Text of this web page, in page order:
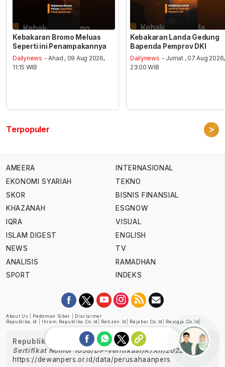
Kebakaran Bromo Meluas
Seperti ini Penampakannya
Dailynews - Ahad , 09 Aug 2026,
11:15 WIB
Kebakaran Landa Gedung
Bapenda Pemprov DKI
Dailynews - Jumat , 07 Aug 2026,
23:00 WIB
Terpopuler >
AMEERA
EKONOMI SYARIAH
SKOR
KHAZANAH
IQRA
ISLAM DIGEST
NEWS
ANALISIS
SPORT
INTERNASIONAL
TEKNO
BISNIS FINANSIAL
ESGNOW
VISUAL
ENGLISH
TV
RAMADHAN
INDEKS
About Us Pedoman Siber
Disclaimer
Republika.id
Ihram.republika.co.id Retizen.id Rejabar.co.id Rejogja.co.id
Republika telah diverifikasi oleh Dewan Pers
Sertifikat Nomor 1058/DP-Verifikasi/K/XII/2022
https://dewanpers.or.id/data/perusahaanpers